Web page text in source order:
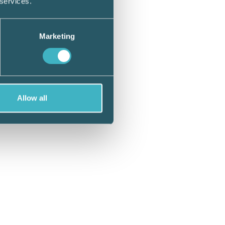
Marketing
Allow all
är